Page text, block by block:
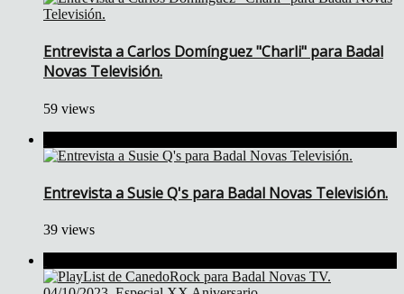
Entrevista a Carlos Domínguez "Charli" para Badal
Novas Televisión.
59 views
Entrevista a Susie Q's para Badal Novas Televisión.
39 views